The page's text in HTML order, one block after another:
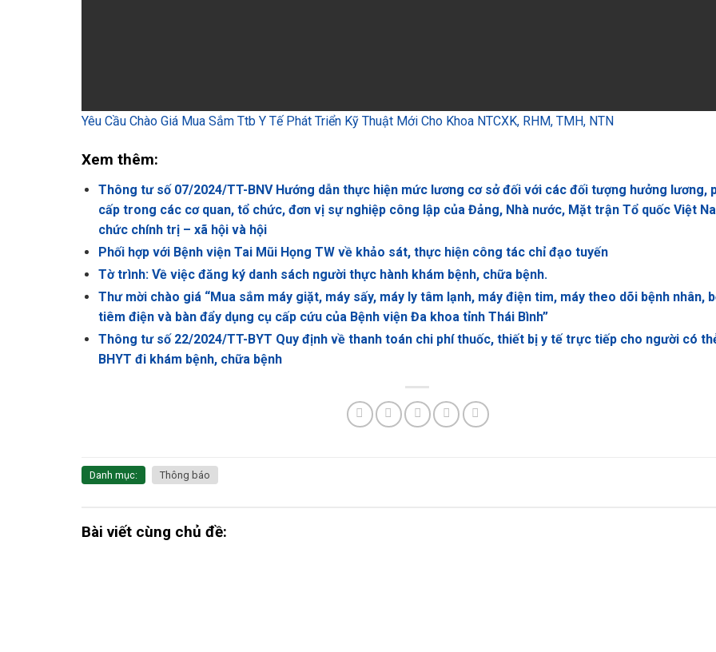
Yêu Cầu Chào Giá Mua Sắm Ttb Y Tế Phát Triển Kỹ Thuật Mới Cho Khoa NTCXK, RHM, TMH, NTN
Xem thêm:
Thông tư số 07/2024/TT-BNV Hướng dẫn thực hiện mức lương cơ sở đối với các đối tượng hưởng lương,
cấp trong các cơ quan, tổ chức, đơn vị sự nghiệp công lập của Đảng, Nhà nước, Mặt trận Tổ quốc Việt
chức chính trị – xã hội và hội
Phối hợp với Bệnh viện Tai Mũi Họng TW về khảo sát, thực hiện công tác chỉ đạo tuyến
Tờ trình: Về việc đăng ký danh sách người thực hành khám bệnh, chữa bệnh.
Thư mời chào giá “Mua sắm máy giặt, máy sấy, máy ly tâm lạnh, máy điện tim, máy theo dõi bệnh nhân,
tiêm điện và bàn đẩy dụng cụ cấp cứu của Bệnh viện Đa khoa tỉnh Thái Bình”
Thông tư số 22/2024/TT-BYT Quy định về thanh toán chi phí thuốc, thiết bị y tế trực tiếp cho người có
BHYT đi khám bệnh, chữa bệnh
Danh mục: Thông báo
Bài viết cùng chủ đề: